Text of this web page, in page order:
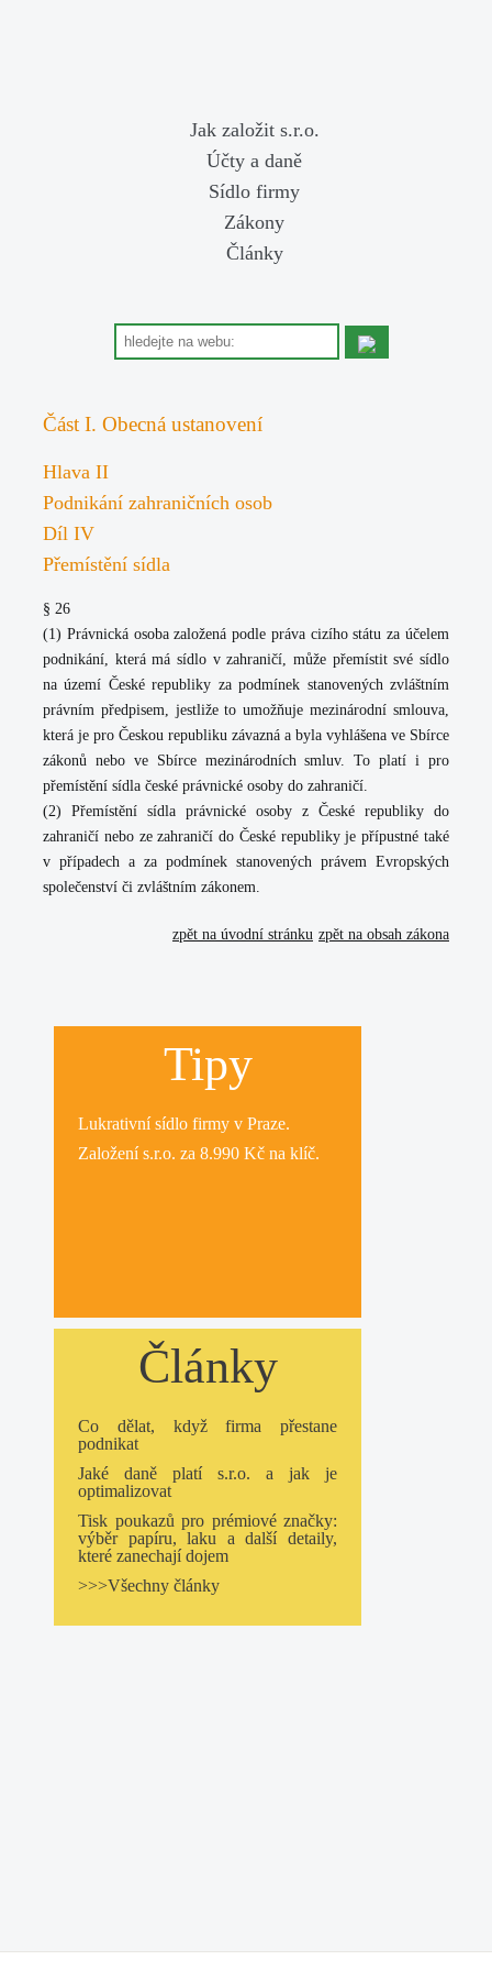
Jak založit s.r.o.
Účty a daně
Sídlo firmy
Zákony
Články
Část I. Obecná ustanovení
Hlava II
Podnikání zahraničních osob
Díl IV
Přemístění sídla
§ 26
(1) Právnická osoba založená podle práva cizího státu za účelem
podnikání, která má sídlo v zahraničí, může přemístit své sídlo
na území České republiky za podmínek stanovených zvláštním
právním předpisem, jestliže to umožňuje mezinárodní smlouva,
která je pro Českou republiku závazná a byla vyhlášena ve Sbírce
zákonů nebo ve Sbírce mezinárodních smluv. To platí i pro
přemístění sídla české právnické osoby do zahraničí.
(2) Přemístění sídla právnické osoby z České republiky do
zahraničí nebo ze zahraničí do České republiky je přípustné také
v případech a za podmínek stanovených právem Evropských
společenství či zvláštním zákonem.
zpět na obsah zákona
zpět na úvodní stránku
Tipy
Lukrativnísídlo firmy v Praze.
Založení s.r.o. za 8.990 Kč na klíč.
Články
Co dělat, když firma přestane
podnikat
Jaké daně platí s.r.o. a jak je
optimalizovat
Tisk poukazů pro prémiové značky:
výběr papíru, laku a další detaily,
které zanechají dojem
>>>Všechny články